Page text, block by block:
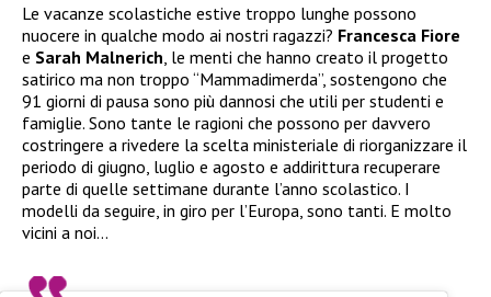
Le vacanze scolastiche estive troppo lunghe possono
nuocere in qualche modo ai nostri ragazzi? Francesca Fiore
e Sarah Malnerich , le menti che hanno creato il progetto
satirico ma non troppo “Mammadimerda”, sostengono che
91 giorni di pausa sono più dannosi che utili per studenti e
famiglie. Sono tante le ragioni che possono per davvero
costringere a rivedere la scelta ministeriale di riorganizzare il
periodo di giugno, luglio e agosto e addirittura recuperare
parte di quelle settimane durante l’anno scolastico. I
modelli da seguire, in giro per l’Europa, sono tanti. E molto
vicini a noi…